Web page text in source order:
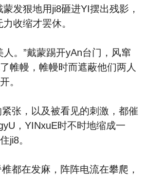
发狠地用ji8砸进YI摆出残影，
收缩才罢休。
。”戴蒙踢开yAn台门，风窜
帷幔，帷幔时而遮蔽他们两人
。
张，以及被看见的刺激，都催
，YINxuE时不时地缩成一
ji8。
都在发麻，阵阵电流在攀爬，